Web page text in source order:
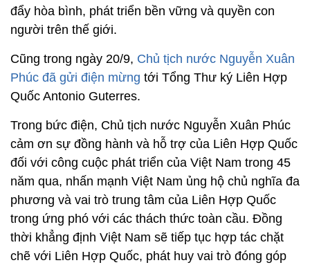
đẩy hòa bình, phát triển bền vững và quyền con
người trên thế giới.
Cũng trong ngày 20/9, Chủ tịch nước Nguyễn Xuân
Phúc đã gửi điện mừng tới Tổng Thư ký Liên Hợp
Quốc Antonio Guterres.
Trong bức điện, Chủ tịch nước Nguyễn Xuân Phúc
cảm ơn sự đồng hành và hỗ trợ của Liên Hợp Quốc
đối với công cuộc phát triển của Việt Nam trong 45
năm qua, nhấn mạnh Việt Nam ủng hộ chủ nghĩa đa
phương và vai trò trung tâm của Liên Hợp Quốc
trong ứng phó với các thách thức toàn cầu. Đồng
thời khẳng định Việt Nam sẽ tiếp tục hợp tác chặt
chẽ với Liên Hợp Quốc, phát huy vai trò đóng góp